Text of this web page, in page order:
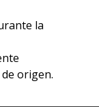
la
origen.